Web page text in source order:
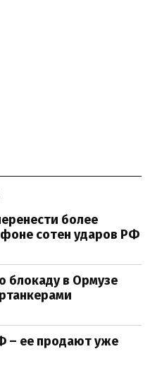
более
сотен ударов РФ
блокаду в Ормузе
– ее продают уже